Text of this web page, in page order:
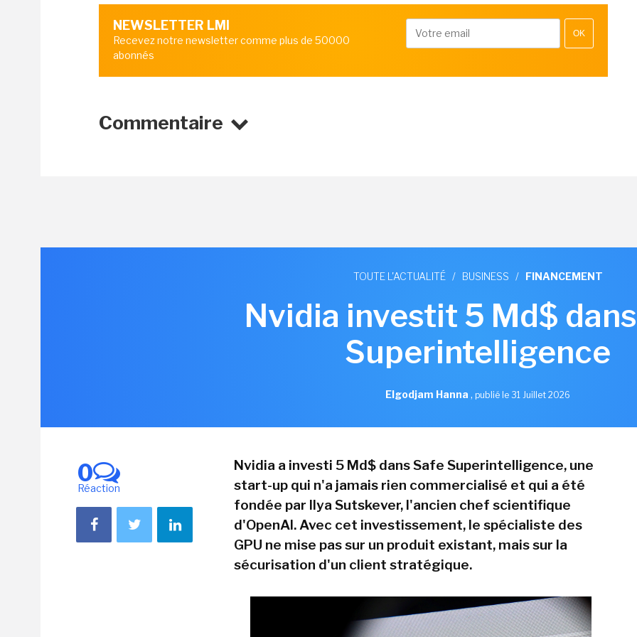
NEWSLETTER LMI
Recevez notre newsletter comme plus de 50000
abonnés
OK
Commentaire
TOUTE L'ACTUALITÉ / BUSINESS / FINANCEMENT
Nvidia investit 5 Md$
Superintelligence
Elgodjam Hanna , publié le 31 Juillet 2026
0
Réaction
Nvidia a investi 5 Md$ dans Safe Superintelligence, une
start-up qui n'a jamais rien commercialisé et qui a été
fondée par Ilya Sutskever, l'ancien chef scientifique
d'OpenAI. Avec cet investissement, le spécialiste des
GPU ne mise pas sur un produit existant, mais sur la
sécurisation d'un client stratégique.